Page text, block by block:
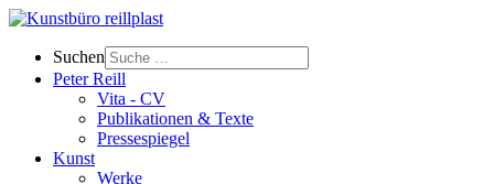
Suchen
Peter Reill
Vita - CV
Publikationen & Texte
Pressespiegel
Kunst
Werke